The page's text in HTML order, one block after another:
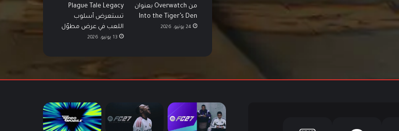
من Overwatch بعنوان
Into the Tiger’s Den
24 يونيو، 2026
Plague Tale Legacy
تستعرض أسلوب
اللعب في عرض مطوّل
13 يونيو، 2026